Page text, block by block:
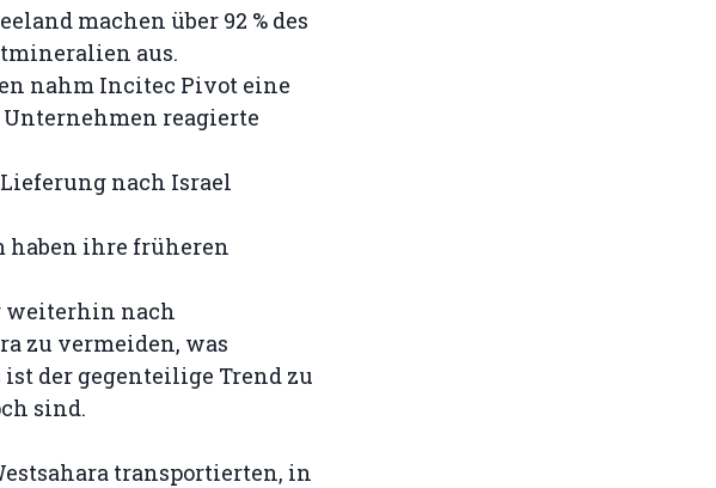
machen über 92 % des
aus.
nahm Incitec Pivot eine
reagierte
nach Israel
haben ihre früheren
weiterhin nach
zu vermeiden, was
der gegenteilige Trend zu
sind.
transportierten, in